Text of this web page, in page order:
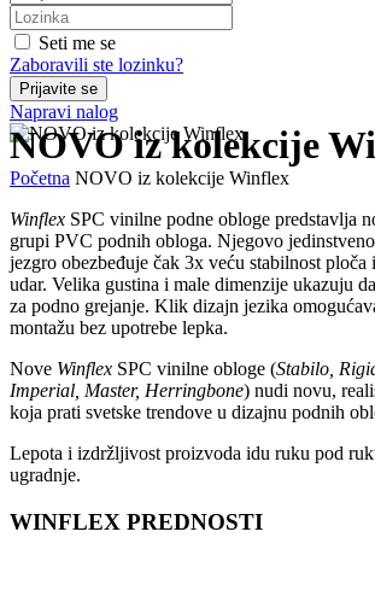
Seti me se
Zaboravili ste lozinku?
Napravi nalog
NOVO iz kolekcije
Početna NOVO iz kolekcije Winflex
Winflex SPC vinilne podne obloge predstavlja
grupi PVC podnih obloga. Njegovo
jezgro obezbeđuje čak 3x veću stabilnost ploča
udar. Velika gustina i male dimenzije ukazuju
za podno grejanje. Klik dizajn jezika
montažu bez upotrebe lepka.
Nove Winflex SPC vinilne obloge (Stabilo,
Imperial, Master, Herringbone) nudi novu,
koja prati svetske trendove u dizajnu podnih
Lepota i izdržljivost proizvoda idu ruku pod
ugradnje.
WINFLEX PREDNOSTI